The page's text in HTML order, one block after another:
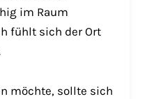
im Raum
fühlt sich der Ort
möchte, sollte sich